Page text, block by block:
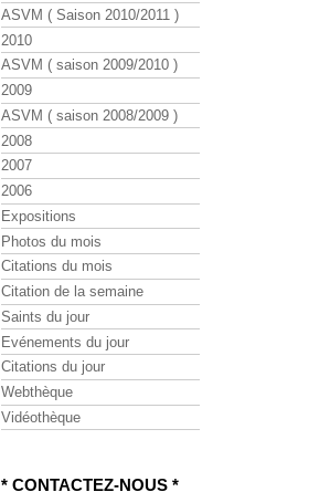
ASVM ( Saison 2010/2011 )
2010
ASVM ( saison 2009/2010 )
2009
ASVM ( saison 2008/2009 )
2008
2007
2006
Expositions
Photos du mois
Citations du mois
Citation de la semaine
Saints du jour
Evénements du jour
Citations du jour
Webthèque
Vidéothèque
* CONTACTEZ-NOUS *